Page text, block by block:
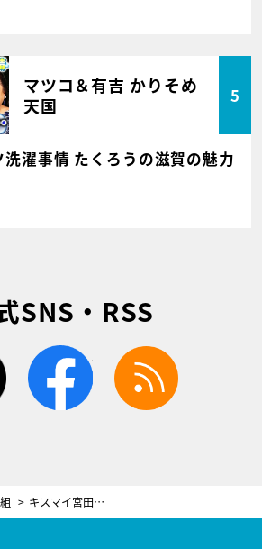
マツコ＆有吉 かりそめ
天国
5
濯事情 たくろうの滋賀の魅力
SNS・RSS
twitter facebook
キスマイ宮田、5歳年上な風間俊介の“兄”役に！「赤ちゃん以来」の短髪で臨む